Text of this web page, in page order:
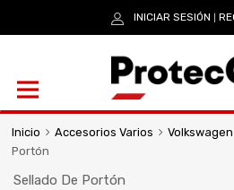
INICIAR SESIÓN
Inicio Accesorios Varios
Portón
Sellado De Portón